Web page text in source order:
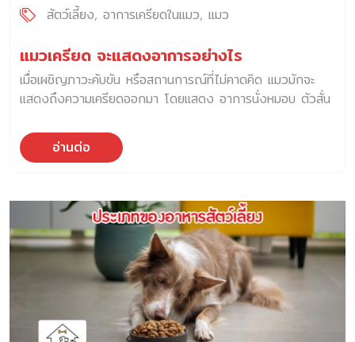
สัตว์เลี้ยง อาการเครียดในแมว แมว
แมวเครียด จะแสดงอาการอย่างไร
เมื่อเผชิญภาวะคับขัน หรือสถานการณ์ที่ไม่คาดคิด แมวมักจะ
แสดงถึงความเครียดออกมา โดยแสดง อาการนั่งหมอบ ตัวสั่น
อ่านต่อ